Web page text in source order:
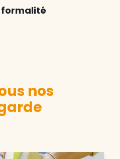
formalité
nos